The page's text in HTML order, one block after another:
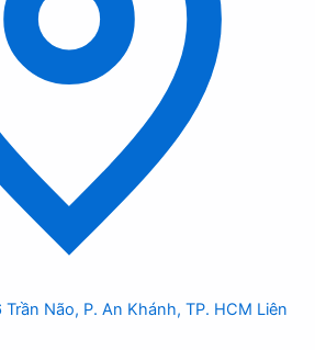
Trần Não, P. An Khánh, TP. HCM Liên